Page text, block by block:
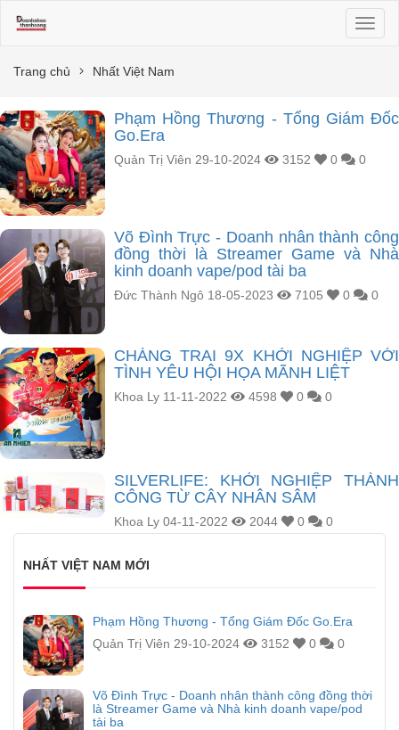
Trang chủ
Nhất Việt Nam
Phạm Hồng Thương - Tổng Giám Đốc
Go.Era
Quản Trị Viên 29-10-2024 3152 0 0
Võ Đình Trực - Doanh nhân thành công
đồng thời là Streamer Game và Nhà
kinh doanh vape/pod tài ba
Đức Thành Ngô 18-05-2023 7105 0 0
CHÀNG TRAI 9X KHỞI NGHIỆP VỚI
TÌNH YÊU HỘI HỌA MÃNH LIỆT
Khoa Ly 11-11-2022 4598 0 0
SILVERLIFE: KHỞI NGHIỆP THÀNH
CÔNG TỪ CÂY NHÂN SÂM
Khoa Ly 04-11-2022 2044 0 0
NHẤT VIỆT NAM MỚI
Phạm Hồng Thương - Tổng Giám Đốc Go.Era
Quản Trị Viên 29-10-2024 3152 0 0
Võ Đình Trực - Doanh nhân thành công đồng thời
là Streamer Game và Nhà kinh doanh vape/pod
tài ba